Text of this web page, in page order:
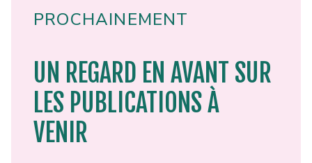
PROCHAINEMENT
UN REGARD EN AVANT SUR
LES PUBLICATIONS À
VENIR